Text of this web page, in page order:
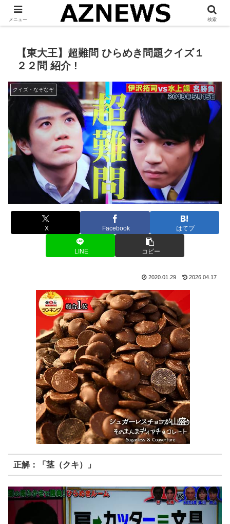
「 見たい・役立つ・面白い 」をお伝えします。
【東大王】超難問 ひらめき問題クイズ１
２２問 紹介 !
クイズ・なぞなぞ
X Facebook はてブ
LINE コピー
2020.01.29 2026.04.17
正解：「茎（クキ）」
メニュー 検索